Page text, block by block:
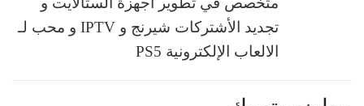
تجديد الأشتركات شيرنج و IPTV و محب لـ
الالعاب الإلكترونية PS5